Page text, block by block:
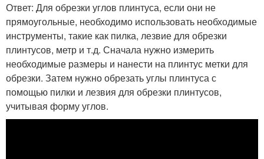
Ответ: Для обрезки углов плинтуса, если они не
прямоугольные, необходимо использовать необходимые
инструменты, такие как пилка, лезвие для обрезки
плинтусов, метр и т.д. Сначала нужно измерить
необходимые размеры и нанести на плинтус метки для
обрезки. Затем нужно обрезать углы плинтуса с
помощью пилки и лезвия для обрезки плинтусов,
учитывая форму углов.